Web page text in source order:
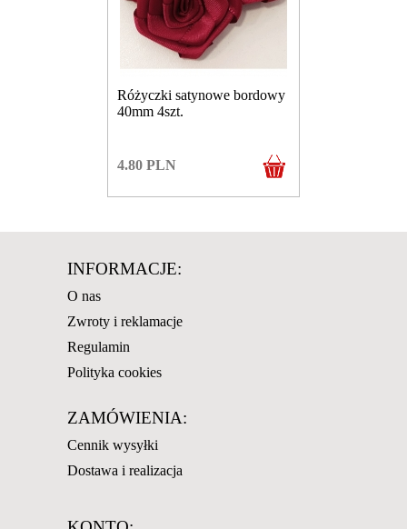
Różyczki satynowe bordowy
40mm 4szt.
4.80 PLN
INFORMACJE:
O nas
Zwroty i reklamacje
Regulamin
Polityka cookies
ZAMÓWIENIA:
Cennik wysyłki
Dostawa i realizacja